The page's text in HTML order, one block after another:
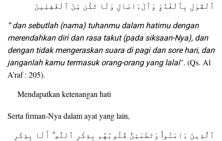
ٱلْقَوْلِ بِٱلْغُدُوِّ وَٱلْءَاصَالِ وَلَا تَكُن مِّنَ ٱلْغَٰفِلِينَ
“ dan sebutlah (nama) tuhanmu dalam hatimu dengan
merendahkan diri dan rasa takut (pada siksaan-Nya), dan
dengan tidak mengeraskan suara di pagi dan sore hari, dan
janganlah kamu termasuk orang-orang yang lalai”. (Qs. Al
A’raf : 205).
Mendapatkan ketenangan hati
Serta firman-Nya dalam ayat yang lain,
ٱلَّذِينَ ءَامَنُوا۟ وَتَطْمَئِنُّ قُلُوبُهُم بِذِكْرِ ٱللَّهِ ۗ أَلَا بِذِكْرِ